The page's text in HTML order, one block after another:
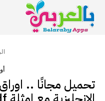
تحميل مجانًا ..